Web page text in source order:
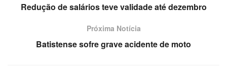
Redução de salários teve validade até dezembro
Próxima Notícia
Batistense sofre grave acidente de moto